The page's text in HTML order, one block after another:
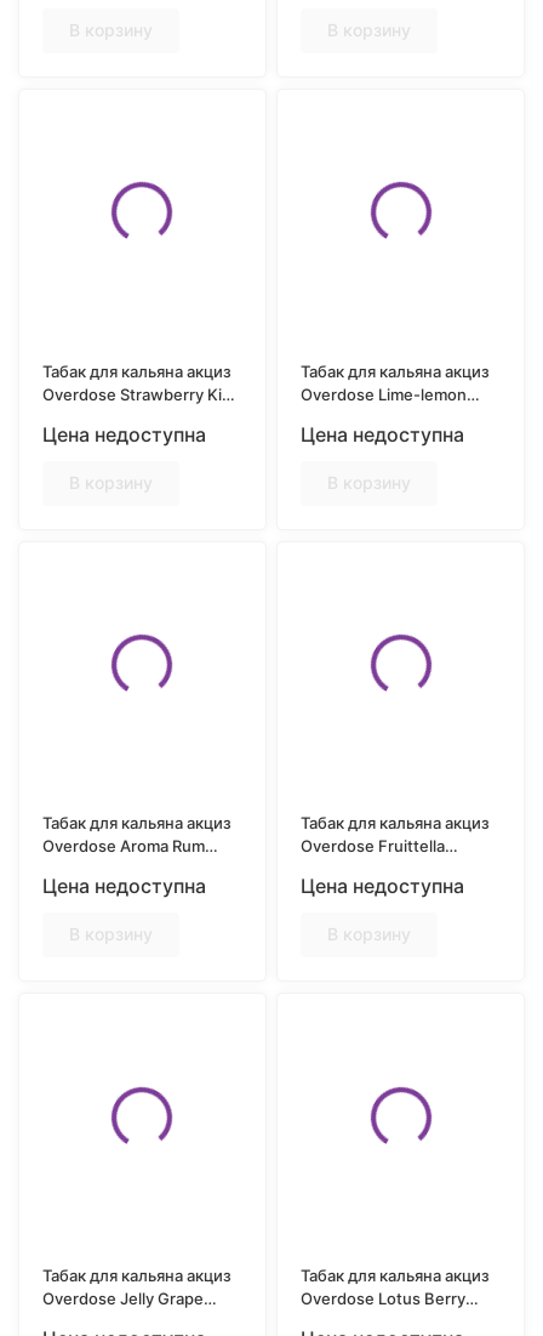
В корзину В корзину
Табак для кальяна акциз
Overdose Strawberry Kiwi
Цена недоступна
В корзину
Табак для кальяна акциз
Overdose Lime-lemon
Цена недоступна
В корзину
Табак для кальяна акциз
Overdose Aroma Rum
гр.
Цена недоступна
В корзину
Табак для кальяна акциз
Overdose Fruittella
гр.
Цена недоступна
В корзину
Табак для кальяна акциз
Overdose Jelly Grape
Табак для кальяна акциз
Overdose Lotus Berry